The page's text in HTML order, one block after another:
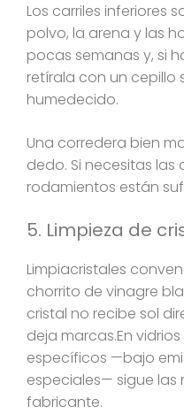
Los carriles inferiores
polvo, la arena y las
pocas semanas y, si
retírala con un cepillo
humedecido.
Una corredera bien
dedo. Si necesitas las
rodamientos están
5. Limpieza de
Limpiacristales
chorrito de vinagre
cristal no recibe sol
deja marcas.En
específicos —bajo
especiales— sigue
fabricante.